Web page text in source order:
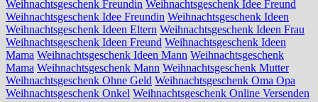
Weihnachtsgeschenk Freundin Weihnachtsgeschenk Idee Freund
Weihnachtsgeschenk Idee Freundin Weihnachtsgeschenk Ideen
Weihnachtsgeschenk Ideen Eltern Weihnachtsgeschenk Ideen Frau
Weihnachtsgeschenk Ideen Freund Weihnachtsgeschenk Ideen
Mama Weihnachtsgeschenk Ideen Mann Weihnachtsgeschenk
Mama Weihnachtsgeschenk Mann Weihnachtsgeschenk Mutter
Weihnachtsgeschenk Ohne Geld Weihnachtsgeschenk Oma Opa
Weihnachtsgeschenk Onkel Weihnachtsgeschenk Online Versenden